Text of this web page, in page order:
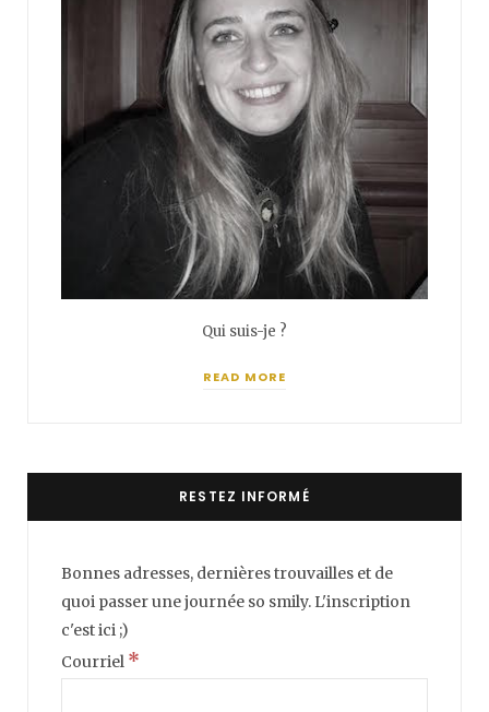
Qui suis-je ?
READ MORE
RESTEZ INFORMÉ
Bonnes adresses, dernières trouvailles et de
quoi passer une journée so smily. L'inscription
c'est ici ;)
Courriel *